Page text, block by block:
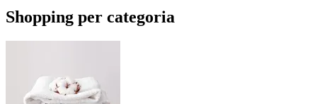
Shopping per categoria